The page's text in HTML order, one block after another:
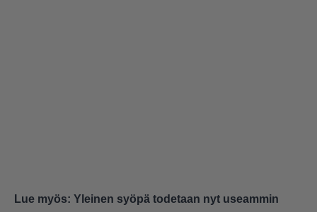
Lue myös: Yleinen syöpä todetaan nyt useammin